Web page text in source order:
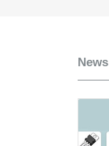
News